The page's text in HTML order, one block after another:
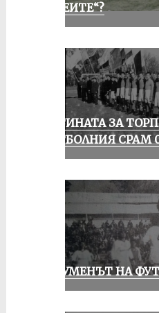
„АЛЕИТЕ“?
ИСТИНАТА ЗА
ФУТБОЛНИЯ СРАМ
ШОУМЕНЪТ НА